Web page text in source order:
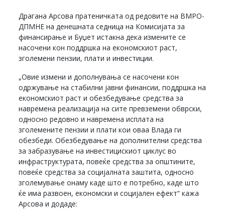
Драгана Арсова пратеничката од редовите на ВМРО-
ДПМНЕ на денешната седница на Комисијата за
финансирање и Буџет истакна дека измените се
насочени кон поддршка на економскиот раст,
зголемени пензии, плати и инвестиции.
„Овие измени и дополнувања се насочени кон
одржување на стабилни јавни финансии, поддршка на
економскиот раст и обезбедување средства за
навремена реализација на сите превземени обврски,
односно редовно и навремена исплата на
зголемените пензии и плати кои оваа Влада ги
обезбеди. Обезбедување на дополнителни средства
за забразување на инвестицискиот циклус во
инфраструктурата, повеќе средства за општините,
повеќе средства за социјалната заштита, односно
зголемување онаму каде што е потребно, каде што
ќе има развоен, економски и социјален ефект“ кажа
Арсова и додаде: